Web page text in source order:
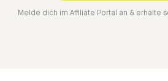
Melde dich im Affiliate Portal an & erhalte